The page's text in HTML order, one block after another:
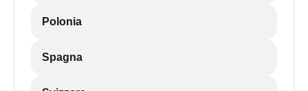
Polonia
Spagna